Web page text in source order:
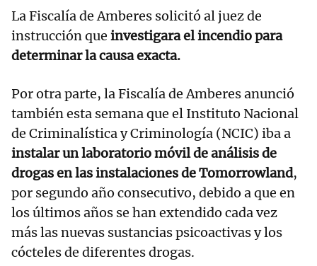
La Fiscalía de Amberes solicitó al juez de
instrucción que investigara el incendio para
determinar la causa exacta.
Por otra parte, la Fiscalía de Amberes anunció
también esta semana que el Instituto Nacional
de Criminalística y Criminología (NCIC) iba a
instalar un laboratorio móvil de análisis de
drogas en las instalaciones de Tomorrowland,
por segundo año consecutivo, debido a que en
los últimos años se han extendido cada vez
más las nuevas sustancias psicoactivas y los
cócteles de diferentes drogas.